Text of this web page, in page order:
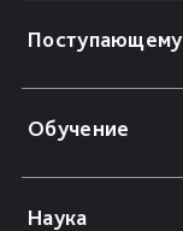
Поступающему
Обучение
Наука